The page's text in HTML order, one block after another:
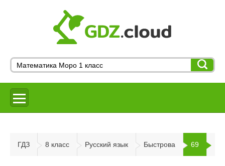
ГДЗ 8 класс Русский язык Быстрова 69